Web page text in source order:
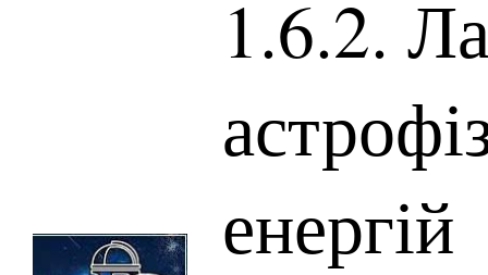
1.6.2.
енергій